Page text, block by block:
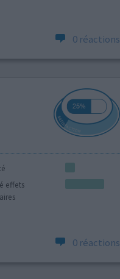
0 réactions
effets
0 réactions